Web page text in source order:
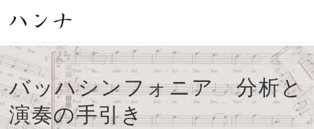
バッハシンフォニア 分析と
演奏の手引き